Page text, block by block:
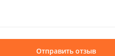
Отправить отзыв